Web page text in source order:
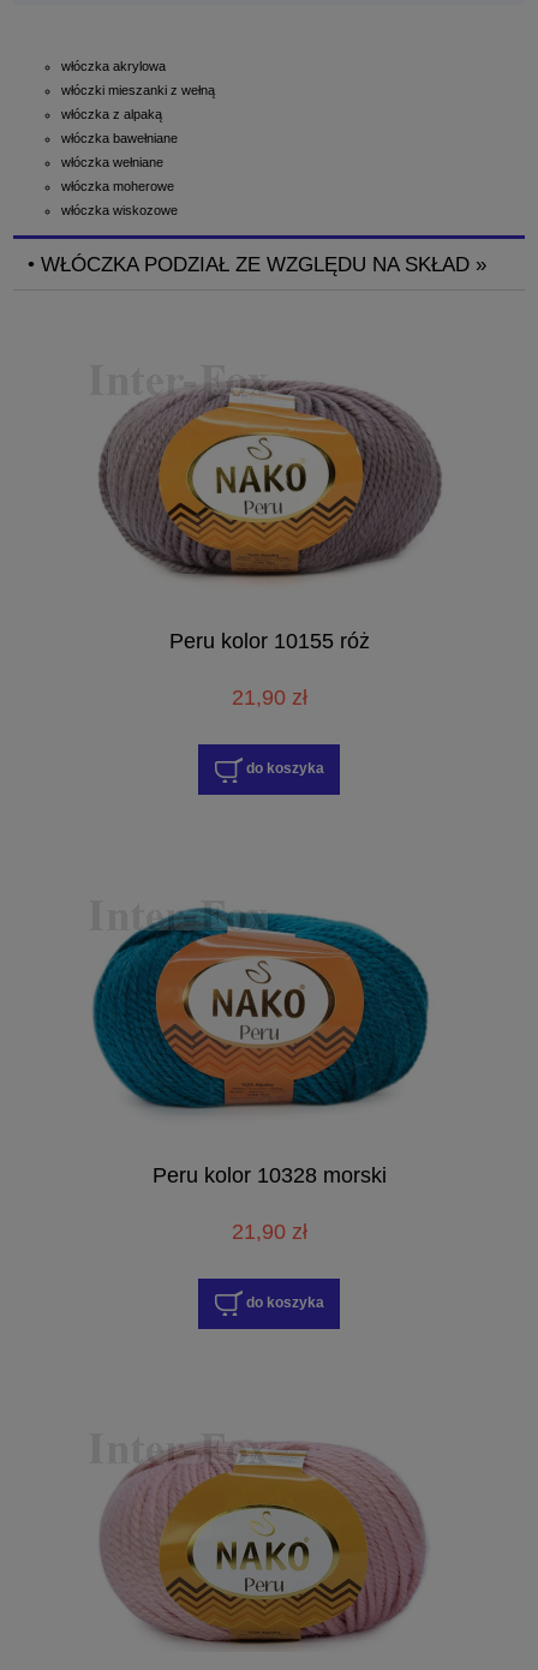
włóczka akrylowa
włóczki mieszanki z wełną
włóczka z alpaką
włóczka bawełniane
włóczka wełniane
włóczka moherowe
włóczka wiskozowe
• WŁÓCZKA PODZIAŁ ZE WZGLĘDU NA SKŁAD »
Peru kolor 10155 róż
21,90 zł
do koszyka
Peru kolor 10328 morski
21,90 zł
do koszyka